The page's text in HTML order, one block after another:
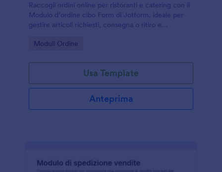
Raccogli ordini online per ristoranti e catering con il
Modulo d’ordine cibo Form di Jotform, ideale per
gestire articoli richiesti, consegna o ritiro e
dati.
Go to Category:
Moduli Ordine
Usa Template
Anteprima